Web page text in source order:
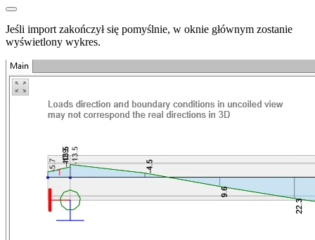
Jeśli import zakończył się pomyślnie, w oknie głównym zostanie
wyświetlony wykres.